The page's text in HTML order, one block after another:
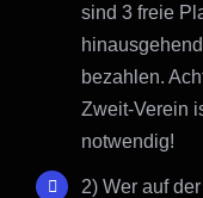
sind 3 freie
bezahlen.
Zweit-Verein
notwendig!
2) Wer auf